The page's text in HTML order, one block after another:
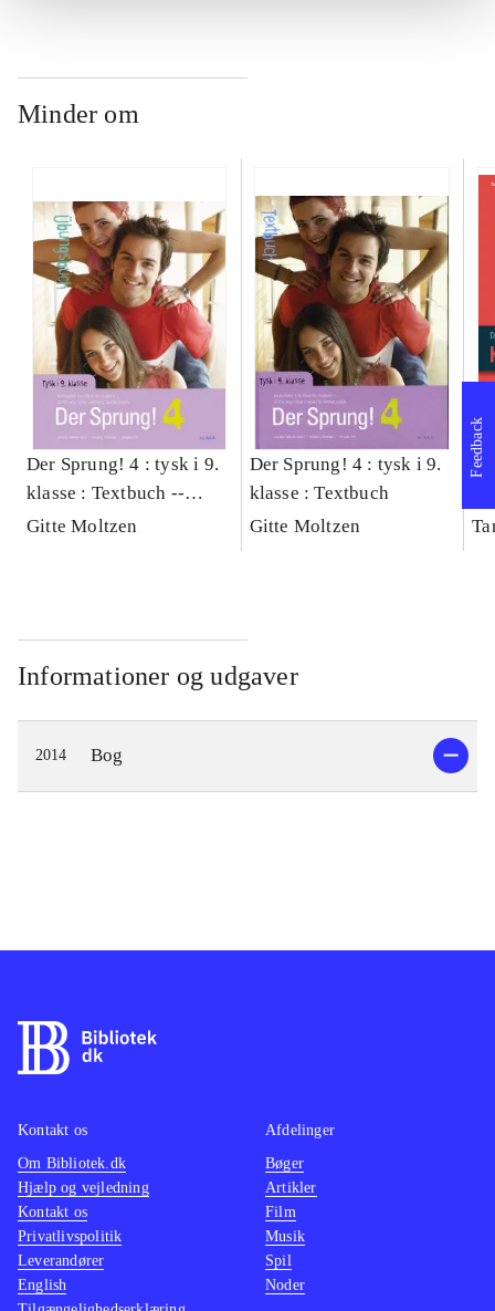
Minder om
Der Sprung! 4 : tysk i 9.
klasse : Textbuch --
Übungsbuch
Gitte Moltzen
Der Sprung! 4 : tysk i 9.
klasse : Textbuch
Gitte Moltzen
Informationer og udgaver
2014 Bog
Feedback
Kontakt os
Om Bibliotek.dk
Hjælp og vejledning
Kontakt os
Privatlivspolitik
Leverandører
English
Afdelinger
Bøger
Artikler
Film
Musik
Spil
Noder